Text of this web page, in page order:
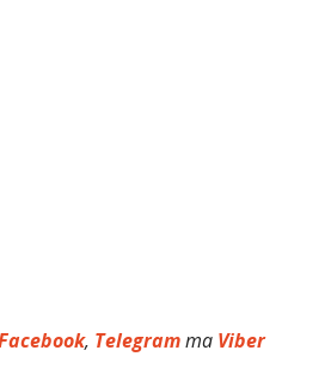
, Telegramта Viber